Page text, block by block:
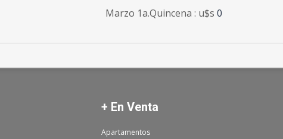
Marzo 1a.Quincena : u$s 0
+ En Venta
Apartamentos